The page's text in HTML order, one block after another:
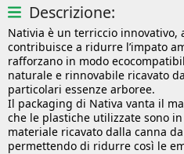
Descrizione:
Nativia è un terriccio innovativo,
contribuisce a ridurre l’impato
rafforzano in modo
naturale e rinnovabile ricavato
particolari essenze arboree.
Il packaging di Nativa vanta il
che le plastiche utilizzate sono
materiale ricavato dalla canna
permettendo di ridurre così le